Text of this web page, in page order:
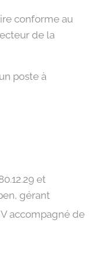
conforme au
de la
poste à
et
gérant
accompagné de